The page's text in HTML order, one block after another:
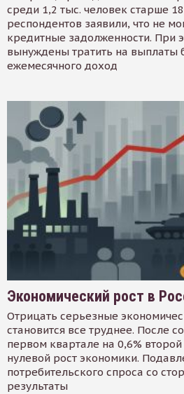
среди 1,2 тыс. человек старше
респондентов заявили, что не
кредитные задолженности. При
вынуждены тратить на выплаты
ежемесячного доход
Экономический рост в
Отрицать серьезные
становится все труднее. После
первом квартале на 0,6%
нулевой рост экономики.
потребительского спроса со
результаты